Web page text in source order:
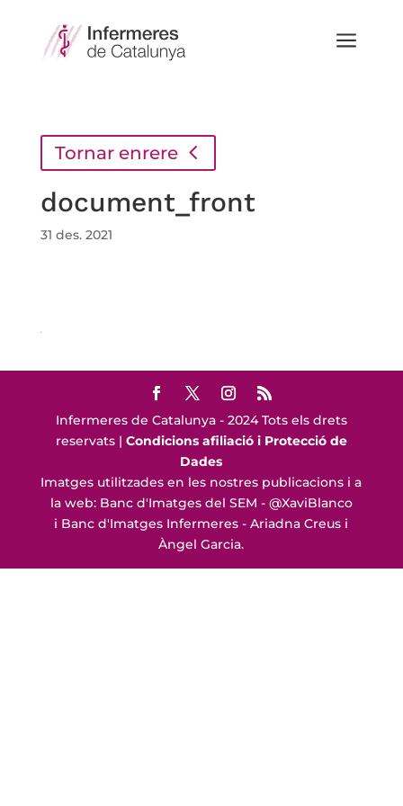
a
Tornar enrere
document_front
31 des. 2021
Infermeres de Catalunya - 2024 Tots els drets
reservats | Condicions afiliació i Protecció de
Dades
Imatges utilitzades en les nostres publicacions i a
la web: Banc d'Imatges del SEM - @XaviBlanco
i Banc d'Imatges Infermeres - Ariadna Creus i
Àngel Garcia.